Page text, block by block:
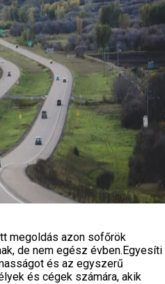
megoldás azon sofőrök
de nem egész évben.Egyesíti
és az egyszerű
és cégek számára, akik